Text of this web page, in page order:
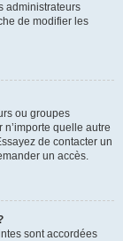
administrateurs
de modifier les
ou groupes
quelle autre
de contacter un
un accès.
sont accordées